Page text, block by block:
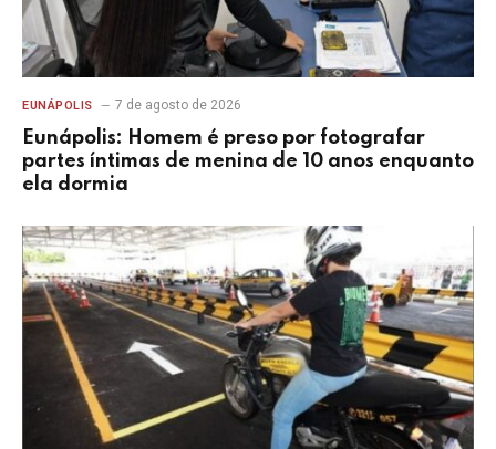
EUNÁPOLIS 7 de agosto de 2026
Eunápolis: Homem é preso por fotografar
partes íntimas de menina de 10 anos enquanto
ela dormia